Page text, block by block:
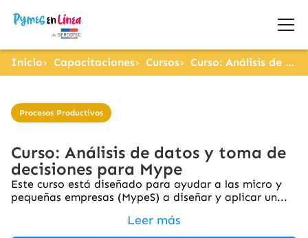
Inicio Capacitaciones Cursos Curso: Análisis de datos y toma de decisiones para Mype
Procesos Productivos
Curso: Análisis de datos y toma de
decisiones para Mype
Este curso está diseñado para ayudar a las micro y
pequeñas empresas (MypeS) a diseñar y aplicar un...
Leer más